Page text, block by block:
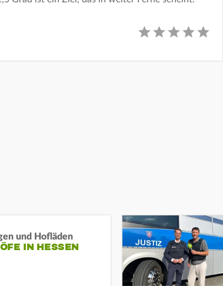
und Hofläden
IN HESSEN